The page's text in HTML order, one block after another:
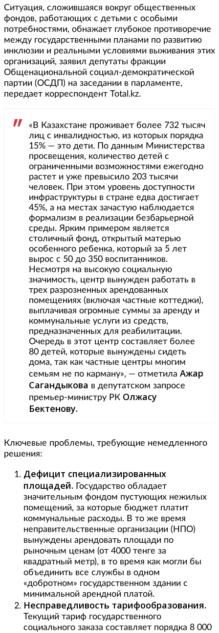
Ситуация, сложившаяся вокруг общественных
фондов, работающих с детьми с особыми
потребностями, обнажает глубокое противоречие
между государственными планами по развитию
инклюзии и реальными условиями выживания этих
организаций, заявил депутаты фракции
Общенациональной социал-демократической
партии (ОСДП) на заседании в парламенте,
передает корреспондент Total.kz.
«В Казахстане проживает более 732 тысяч
лиц с инвалидностью, из которых порядка
15% — это дети. По данным Министерства
просвещения, количество детей с
ограниченными возможностями ежегодно
растет и уже превысило 203 тысячи
человек. При этом уровень доступности
инфраструктуры в стране едва достигает
45%, а на местах зачастую наблюдается
формализм в реализации безбарьерной
среды. Ярким примером является
столичный фонд, открытый матерью
особенного ребенка, который за 5 лет
вырос с 50 до 350 воспитанников.
Несмотря на высокую социальную
значимость, центр вынужден работать в
трех разрозненных арендованных
помещениях (включая частные коттеджи),
выплачивая огромные суммы за аренду и
коммунальные услуги из средств,
предназначенных для реабилитации.
Очередь в этот центр составляет более
80 детей, которые вынуждены сидеть
дома, так как частные центры многим
семьям не по карману», — отметила Ажар
Сагандыкова в депутатском запросе
премьер-министру РК Олжасу
Бектенову.
Ключевые проблемы, требующие немедленного
решения:
Дефицит специализированных
площадей. Государство обладает
значительным фондом пустующих нежилых
помещений, за которые бюджет платит
коммунальные расходы. В то же время
неправительственные организации (НПО)
вынуждены арендовать площади по
рыночным ценам (от 4000 тенге за
квадратный метр), в то время как могли бы
объединить все службы в одном
«добротном» государственном здании с
минимальной арендной платой.
Несправедливость тарифообразования.
Текущий тариф государственного
социального заказа составляет порядка 8 000